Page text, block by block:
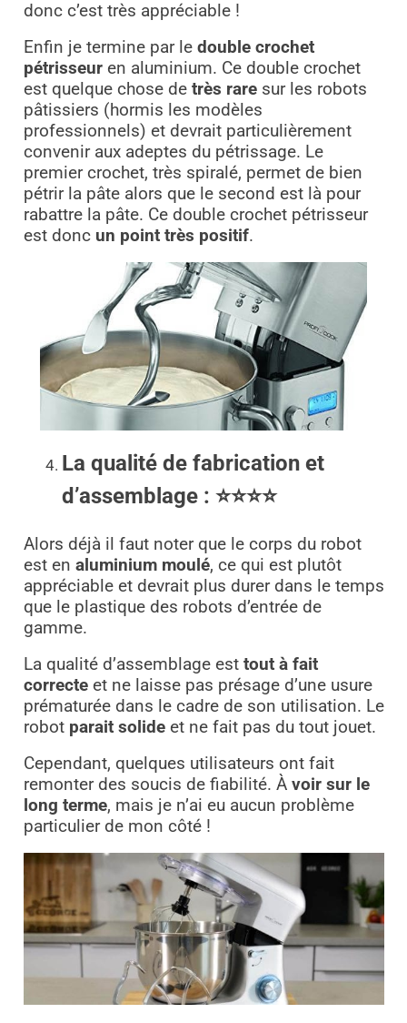
donc c’est très appréciable !
Enfin je termine par le double crochet
pétrisseuren aluminium. Ce double crochet
est quelque chose de très raresur les robots
pâtissiers (hormis les modèles
professionnels) et devrait particulièrement
convenir aux adeptes du pétrissage. Le
premier crochet, très spiralé, permet de bien
pétrir la pâte alors que le second est là pour
rabattre la pâte. Ce double crochet pétrisseur
est donc un point très positif.
La qualité de fabrication et
d’assemblage : ⭐⭐⭐⭐
Alors déjà il faut noter que le corps du robot
est en aluminium moulé, ce qui est plutôt
appréciable et devrait plus durer dans le temps
que le plastique des robots d’entrée de
gamme.
La qualité d’assemblage est tout à fait
correcteet ne laisse pas présage d’une usure
prématurée dans le cadre de son utilisation. Le
robot parait solideet ne fait pas du tout jouet.
Cependant, quelques utilisateurs ont fait
remonter des soucis de fiabilité. À voir sur le
long terme, mais je n’ai eu aucun problème
particulier de mon côté !